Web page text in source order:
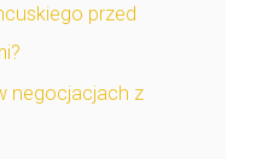
przed
negocjacjach z